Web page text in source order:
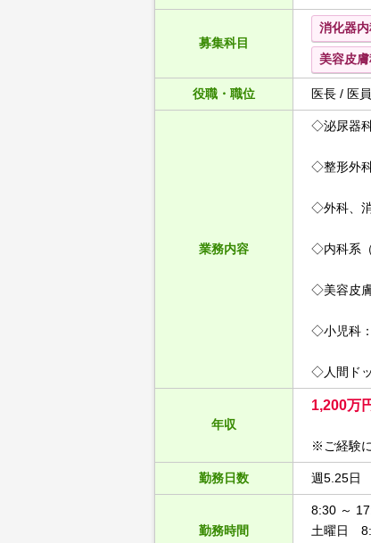
募集科目
消化器
美容皮
役職・職位 医長 / 医員
業務内容
◇泌尿器
◇整形外
◇外科、
◇内科系
◇美容皮
◇小児科
◇人間ド
年収
1,200万
※ご経験
勤務日数 週5.25日
勤務時間
8:30 ～
土曜日